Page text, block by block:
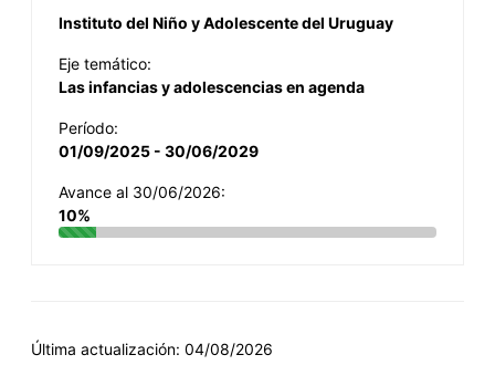
Instituto del Niño y Adolescente del Uruguay
Eje temático:
Las infancias y adolescencias en agenda
Período:
01/09/2025 - 30/06/2029
Avance al 30/06/2026:
10%
Última actualización: 04/08/2026